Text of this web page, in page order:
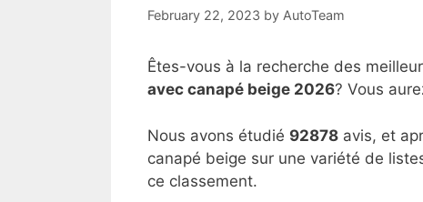
February 22, 2023 by AutoTeam
Êtes-vous à la recherche des
avec canapé beige 2026? Vous
Nous avons étudié 92878 avis, et
canapé beige sur une variété de
ce classement.